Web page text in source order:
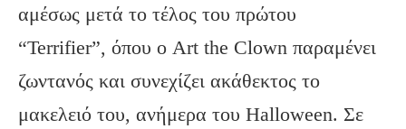
αμέσως μετά το τέλος του πρώτου
“Terrifier”, όπου ο Art the Clown παραμένει
ζωντανός και συνεχίζει ακάθεκτος το
μακελειό του, ανήμερα του Halloween. Σε